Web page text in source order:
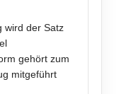
wird der Satz
gehört zum
mitgeführt